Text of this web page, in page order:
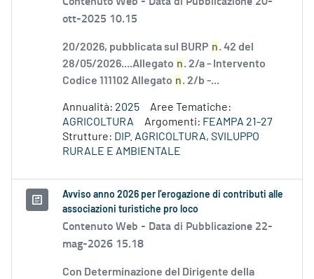
ott-2025 10.15
20/2026, pubblicata sul BURP n. 42 del
28/05/2026....Allegato n. 2/a - Intervento
Codice 111102 Allegato n. 2/b -...
Annualità: 2025
Aree Tematiche:
AGRICOLTURA
Argomenti: FEAMPA 21-27
Strutture: DIP. AGRICOLTURA, SVILUPPO
RURALE E AMBIENTALE
Avviso anno 2026 per l’erogazione di contributi alle
associazioni turistiche pro loco
Contenuto Web - Data di Pubblicazione 22-
mag-2026 15.18
Con Determinazione del Dirigente della